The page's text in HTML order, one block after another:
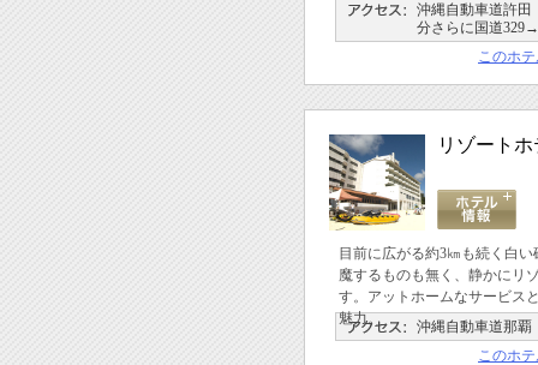
沖縄自動車道許田
分さらに国道
このホ
リゾート
目前に広がる約3㎞も続く白
魔するものも無く、静かにリ
す。アットホームなサービス
魅力。
沖縄自動車道那覇
このホ